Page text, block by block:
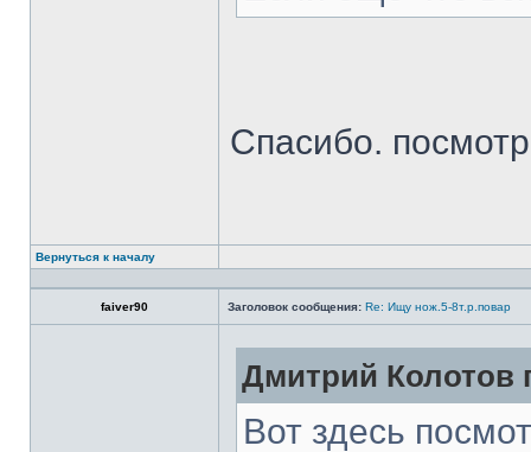
Спасибо.
Вернуться к началу
faiver90 Заголовок сообщения: Re: Ищу нож.5-8т.р.повар
Дмитрий Колотов
Вот здесь